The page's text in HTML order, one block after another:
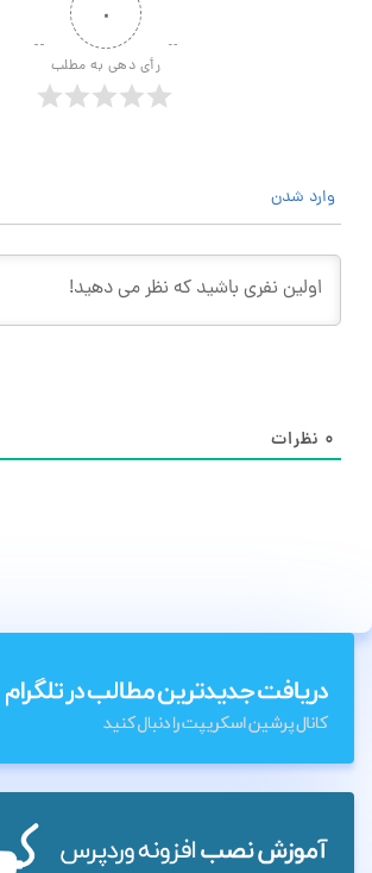
۰
رأی دهی به مطلب
وارد شدن
۰ نظرات